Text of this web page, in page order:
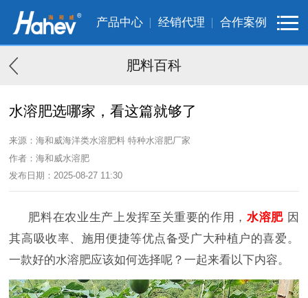
产品中心 经销代理 合作案例
肥料百科
水溶肥选哪家，看这篇就够了
来源：海和威海洋类水溶肥料 特种水溶肥厂家
作者：海和威水溶肥
发布日期：2025-08-27 11:30
肥料在农业生产上发挥至关重要的作用， 水溶肥 因
其高吸收率、施用便捷等优点备受广大种植户的喜爱。
一款好的水溶肥应该如何选择呢？一起来看以下内容。